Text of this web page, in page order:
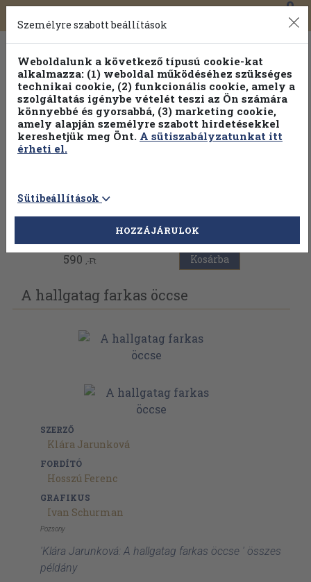
Toggle
navigation
0
Vissza az előző oldalra
590 ,-Ft Kosárba
A hallgatag farkas öccse
SZERZŐ
Klára Jarunková
FORDÍTÓ
Hosszú Ferenc
GRAFIKUS
Ivan Schurman
Pozsony
'Klára Jarunková: A hallgatag farkas öccse ' összes
példány
Személyre szabott beállítások
Weboldalunk a következő típusú cookie-kat
alkalmazza: (1) weboldal működéséhez szükséges
technikai cookie, (2) funkcionális cookie, amely a
szolgáltatás igénybe vételét teszi az Ön számára
könnyebbé és gyorsabbá, (3) marketing cookie,
amely alapján személyre szabott hirdetésekkel
kereshetjük meg Önt. A sütiszabályzatunkat itt
érheti el.
Sütibeállítások
HOZZÁJÁRULOK